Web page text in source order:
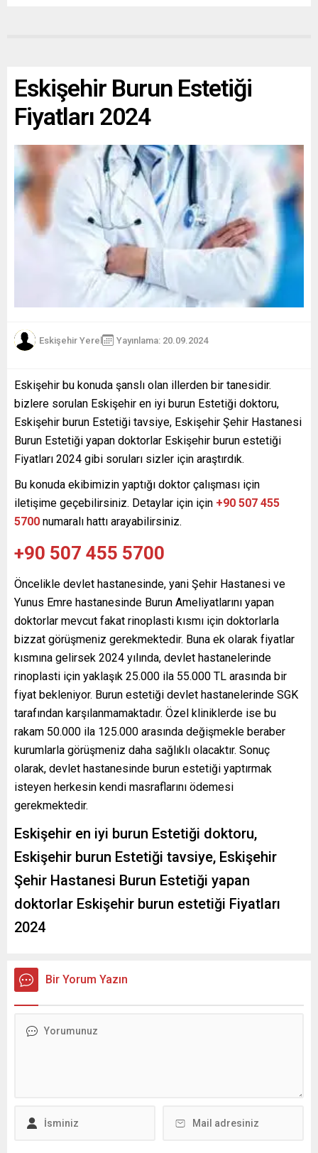
Eskişehir Burun Estetiği
Fiyatları 2024
Eskişehir Yerel Yayınlama: 20.09.2024
Eskişehir bu konuda şanslı olan illerden bir tanesidir.
bizlere sorulan Eskişehir en iyi burun Estetiği doktoru,
Eskişehir burun Estetiği tavsiye, Eskişehir Şehir Hastanesi
Burun Estetiği yapan doktorlar Eskişehir burun estetiği
Fiyatları 2024 gibi soruları sizler için araştırdık.
Bu konuda ekibimizin yaptığı doktor çalışması için
iletişime geçebilirsiniz. Detaylar için için +90 507 455
5700 numaralı hattı arayabilirsiniz.
+90 507 455 5700
Öncelikle devlet hastanesinde, yani Şehir Hastanesi ve
Yunus Emre hastanesinde Burun Ameliyatlarını yapan
doktorlar mevcut fakat rinoplasti kısmı için doktorlarla
bizzat görüşmeniz gerekmektedir. Buna ek olarak fiyatlar
kısmına gelirsek 2024 yılında, devlet hastanelerinde
rinoplasti için yaklaşık 25.000 ila 55.000 TL arasında bir
fiyat bekleniyor. Burun estetiği devlet hastanelerinde SGK
tarafından karşılanmamaktadır. Özel kliniklerde ise bu
rakam 50.000 ila 125.000 arasında değişmekle beraber
kurumlarla görüşmeniz daha sağlıklı olacaktır. Sonuç
olarak, devlet hastanesinde burun estetiği yaptırmak
isteyen herkesin kendi masraflarını ödemesi
gerekmektedir.
Eskişehir en iyi burun Estetiği doktoru,
Eskişehir burun Estetiği tavsiye, Eskişehir
Şehir Hastanesi Burun Estetiği yapan
doktorlar Eskişehir burun estetiği Fiyatları
2024
Bir Yorum Yazın